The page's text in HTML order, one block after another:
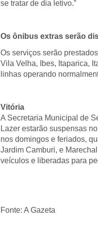
se tratar de dia letivo.”
Os ônibus extras serão
Os serviços serão
Vila Velha, Ibes, Itaparica,
linhas operando
Vitória
A Secretaria Municipal de
Lazer estarão suspensas
nos domingos e feriados,
Jardim Camburi, e
veículos e liberadas para
Fonte: A Gazeta